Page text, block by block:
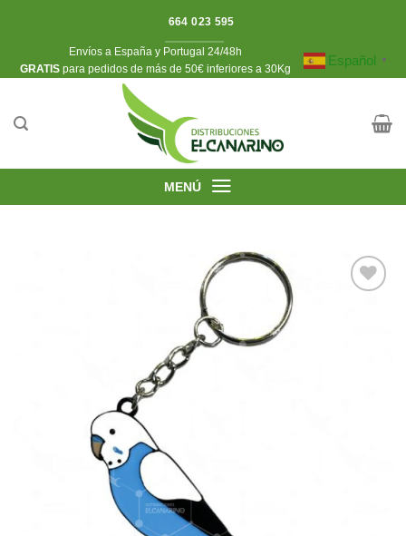
664 023 595
Envíos a España y Portugal 24/48h
​GRATIS para pedidos de más de 50€ inferiores a 30Kg
Español ▼
MENÚ